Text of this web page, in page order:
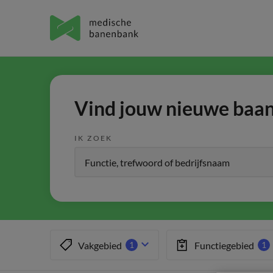
Vind jouw nieuwe
IK ZOEK
Vakgebied 1 Functiegebied 1